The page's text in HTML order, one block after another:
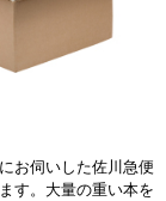
お伺いした佐川急便
す。大量の重い本を